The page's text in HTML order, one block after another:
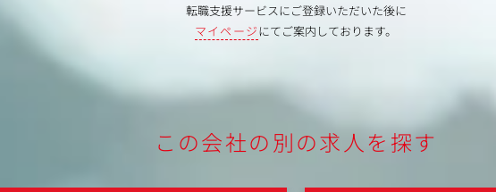
転職支援サービスにご登録いただいた後に
マイページにてご案内しております。
この会社の別の求人を探す